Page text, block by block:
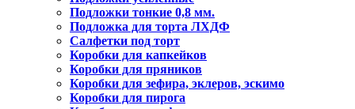
Подложки тонкие 0,8 мм.
Подложка для торта ЛХДФ
Салфетки под торт
Коробки для капкейков
Коробки для пряников
Коробки для зефира, эклеров, эскимо
Коробки для пирога